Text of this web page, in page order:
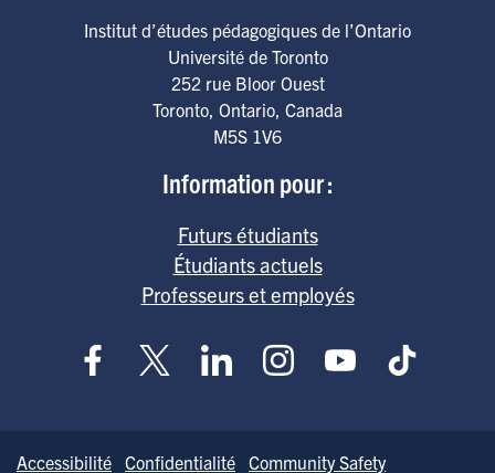
Institut d’études pédagogiques de l’Ontario
Université de Toronto
252 rue Bloor Ouest
Toronto, Ontario, Canada
M5S 1V6
Information pour :
Futurs étudiants
Étudiants actuels
Professeurs et employés
Accessibilité Confidentialité Community Safety